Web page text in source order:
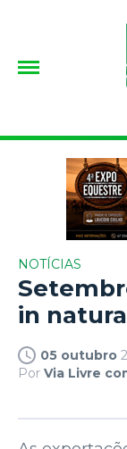
NOTÍCIAS
in
05 outubro
Por Via Livre